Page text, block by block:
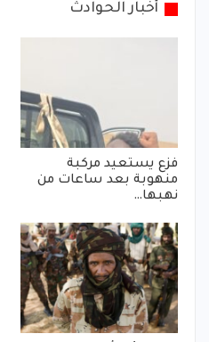
أخبار الحوادث
فزع يستعيد مركبة
منهوبة بعد ساعات من
نهبها…